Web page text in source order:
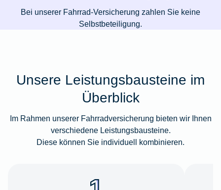
Bei unserer Fahrrad-Versicherung zahlen Sie keine
Selbstbeteiligung.
Unsere Leistungsbausteine im
Überblick
Im Rahmen unserer Fahrradversicherung bieten wir Ihnen
verschiedene Leistungsbausteine.
Diese können Sie individuell kombinieren.